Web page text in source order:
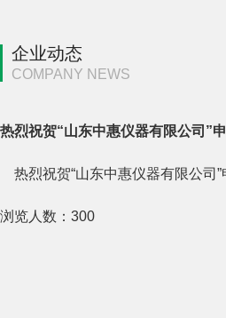
企业动态
COMPANY NEWS
热烈祝贺“山东中惠仪器有限公司”
热烈祝贺“山东中惠仪器有限公司
浏览人数： 300